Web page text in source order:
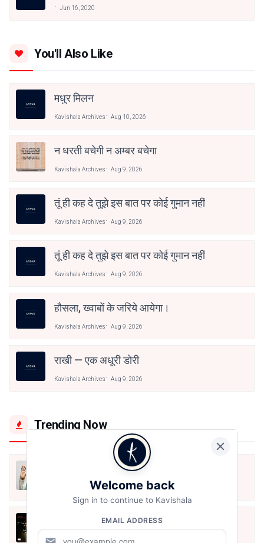
Jun 16, 2020
You'll Also Like
मधुर मिलन
Kavishala Archives Aug 10, 2026
न धरती बचेगी न अम्बर बचेगा
Kavishala Archives Aug 9, 2026
तूं ही कह दे तुझे इस बात पर कोई गुमान नहीं
Kavishala Archives Aug 9, 2026
तूं ही कह दे तुझे इस बात पर कोई गुमान नहीं
Kavishala Archives Aug 9, 2026
हौसला, ख्वाबों के जरिये आयेगा।
Kavishala Archives Aug 9, 2026
राखी — एक अधूरी डोरी
Kavishala Archives Aug 9, 2026
Trending Now
Jun 16, 2020
अंतिम ऊँचाई - कुँवर नारायण | Stay Home
Stay Safe | TVF's Aspirants
May 8, 2021
Welcome back
Sign in to continue to Kavishala
EMAIL ADDRESS